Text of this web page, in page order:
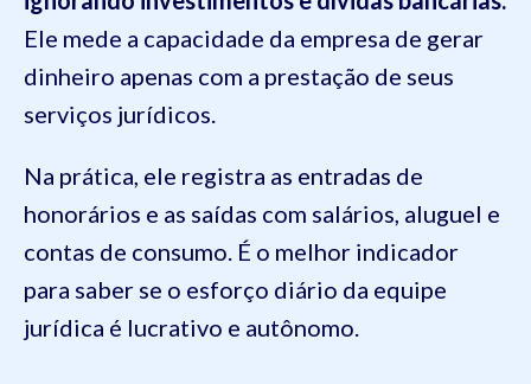
Ele mede a capacidade da empresa de gerar
dinheiro apenas com a prestação de seus
serviços jurídicos.
Na prática, ele registra as entradas de
honorários e as saídas com salários, aluguel e
contas de consumo. É o melhor indicador
para saber se o esforço diário da equipe
jurídica é lucrativo e autônomo.